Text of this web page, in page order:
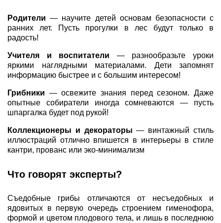
Родители — научите детей основам безопасности с
ранних лет. Пусть прогулки в лес будут только в
радость!
Учителя и воспитатели — разнообразьте уроки
яркими наглядными материалами. Дети запомнят
информацию быстрее и с большим интересом!
Грибники — освежите знания перед сезоном. Даже
опытные собиратели иногда сомневаются — пусть
шпаргалка будет под рукой!
Коллекционеры и декораторы — винтажный стиль
иллюстраций отлично впишется в интерьеры в стиле
кантри, прованс или эко-минимализм
Что говорят эксперты?
Съедобные грибы отличаются от несъедобных и
ядовитых в первую очередь строением гименофора,
формой и цветом плодового тела, и лишь в последнюю